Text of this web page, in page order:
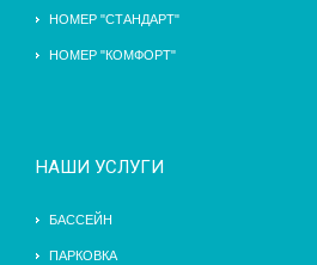
НОМЕР "СТАНДАРТ"
НОМЕР "КОМФОРТ"
НАШИ УСЛУГИ
БАССЕЙН
ПАРКОВКА